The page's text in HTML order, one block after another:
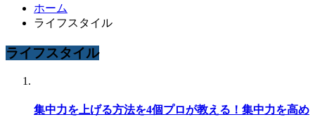
ホーム
ライフスタイル
ライフスタイル
集中力を上げる方法を4個プロが教える！集中力を高め